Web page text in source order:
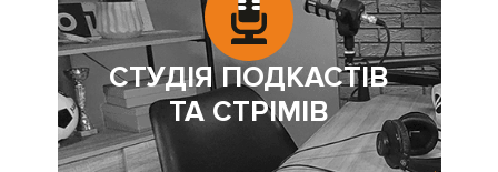
СТУДІЯ ПОДКАСТІВ
ТА СТРІМІВ